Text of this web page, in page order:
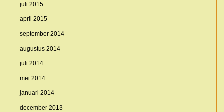
juli 2015
april 2015
september 2014
augustus 2014
juli 2014
mei 2014
januari 2014
december 2013